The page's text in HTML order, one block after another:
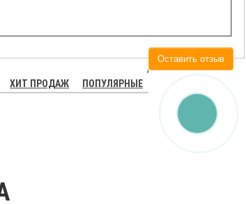
Оставить отзыв
ХИТ ПРОДАЖ ПОПУЛЯРНЫЕ